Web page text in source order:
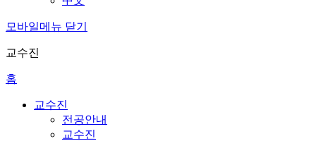
모바일메뉴 닫기
교수진
홈
교수진
전공안내
교수진